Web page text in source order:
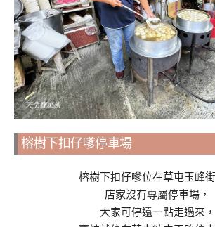
榕樹下扣仔嗲停車場
榕樹下扣仔嗲位在草屯玉峰街
店家沒有專屬停車場，
大家可停遠一點走過來，